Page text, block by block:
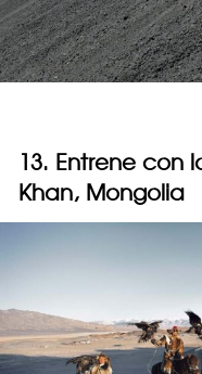
13. Entrene con
Khan, Mongolia